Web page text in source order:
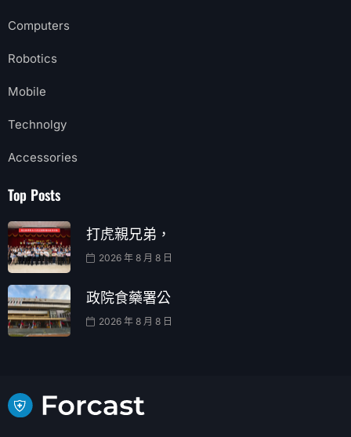
Computers
Robotics
Mobile
Technolgy
Accessories
Top Posts
打虎親兄弟，
2026 年 8 月 8 日
政院食藥署公
2026 年 8 月 8 日